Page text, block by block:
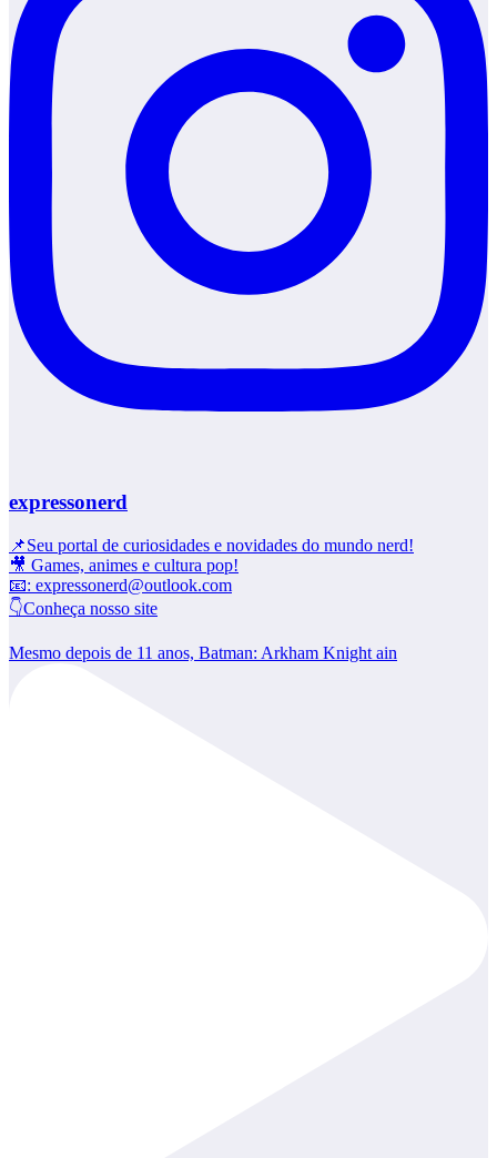
expressonerd
📌Seu portal de curiosidades e novidades do mundo nerd!
🎥 Games, animes e cultura pop!
📧: expressonerd@outlook.com
👇Conheça nosso site
Mesmo depois de 11 anos, Batman: Arkham Knight ain